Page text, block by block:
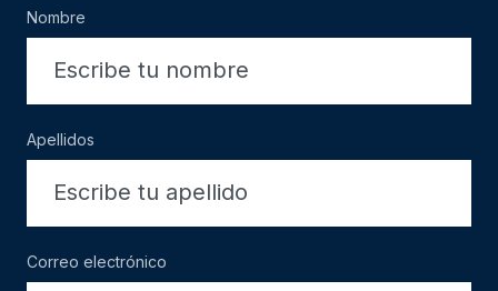
Nombre
Apellidos
Correo electrónico